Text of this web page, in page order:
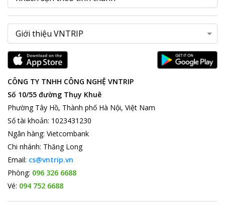
CÔNG TY TNHH CÔNG NGHỆ VNTRIP
Số 10/55 đường Thụy Khuê
Phường Tây Hồ, Thành phố Hà Nội, Việt Nam
Số tài khoản: 1023431230
Ngân hàng: Vietcombank
Chi nhánh: Thăng Long
Email: cs@vntrip.vn
Phòng: 096 326 6688
Vé: 094 752 6688